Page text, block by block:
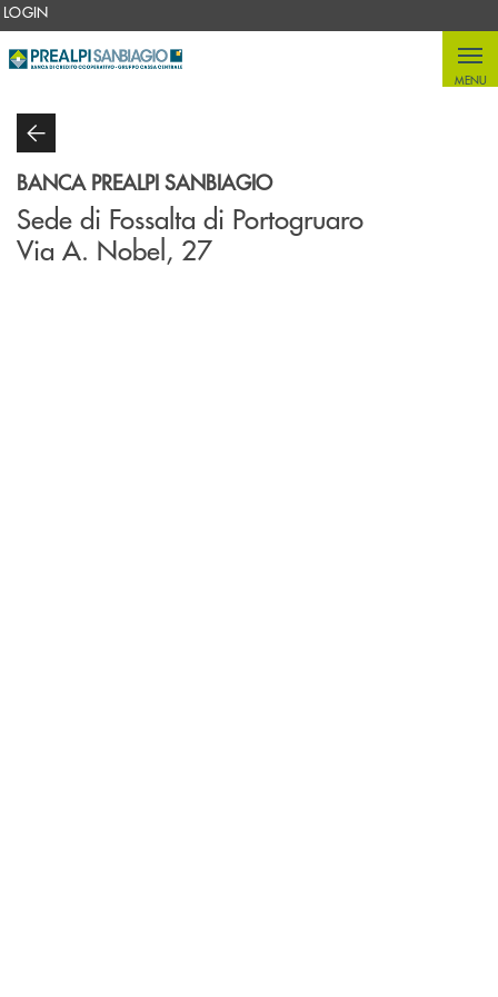
Salta al contenuto principale
LOGIN
MENU
BANCA PREALPI SANBIAGIO
Sede di Fossalta di Portogruaro
Via A. Nobel, 27